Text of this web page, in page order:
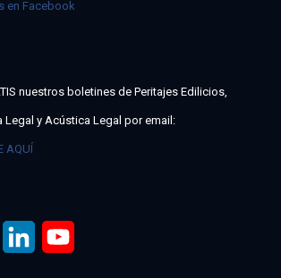
en Facebook
nuestros boletines de Peritajes Edilicios,
Legal y Acústica Legal por email:
AQUÍ
InstagramLinkedIn